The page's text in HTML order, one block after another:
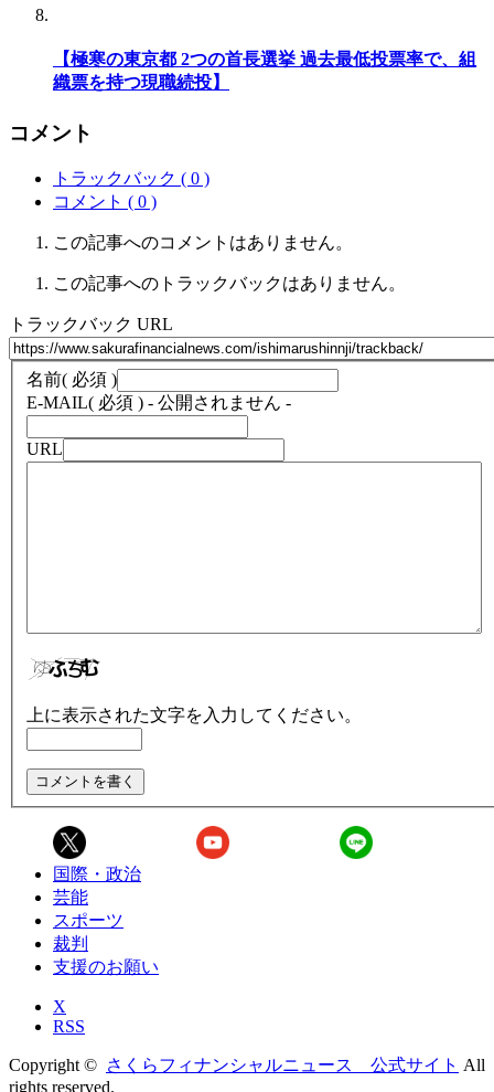
【極寒の東京都 2つの首長選挙 過去最低投票率で、組
織票を持つ現職続投】
コメント
トラックバック ( 0 )
コメント ( 0 )
この記事へのコメントはありません。
この記事へのトラックバックはありません。
トラックバック URL
名前( 必須 )
E-MAIL( 必須 ) - 公開されません -
URL
上に表示された文字を入力してください。
国際・政治
芸能
スポーツ
裁判
支援のお願い
X
RSS
Copyright © さくらフィナンシャルニュース 公式サイト All
rights reserved.